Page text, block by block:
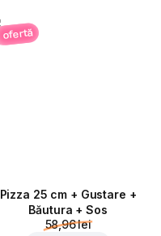
ofertă
Pizza 25 cm + Gustare +
Băutura + Sos
58,96 lei